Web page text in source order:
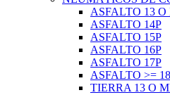
ASFALTO 13 O
ASFALTO 14P
ASFALTO 15P
ASFALTO 16P
ASFALTO 17P
ASFALTO >=
TIERRA 13 O